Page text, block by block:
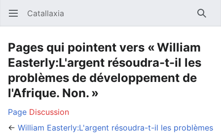
Ouvrir le menu principal Catallaxia
Pages qui pointent vers « William
Easterly:L'argent résoudra-t-il les
problèmes de développement de
l'Afrique. Non. »
Page Discussion
← William Easterly:L'argent résoudra-t-il les problèmes